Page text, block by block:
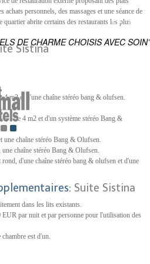
ES EN
DE CHARME CHOISIS AVEC SOIN’
personnels, des massages et une séance de
abrite certains des restaurants les plus
Sistina
4 m2 et d'une chaîne stéréo bang & olufsen.
de 4 m2 et d'un système stéréo Bang &
une chaîne stéréo Bang & Olufsen.
chaîne stéréo Bang & Olufsen.
d'une chaîne stéréo bang & olufsen et d'une
Suite Sistina
dans les lits existants.
par nuit et par personne pour l'utilisation des
est d'un.